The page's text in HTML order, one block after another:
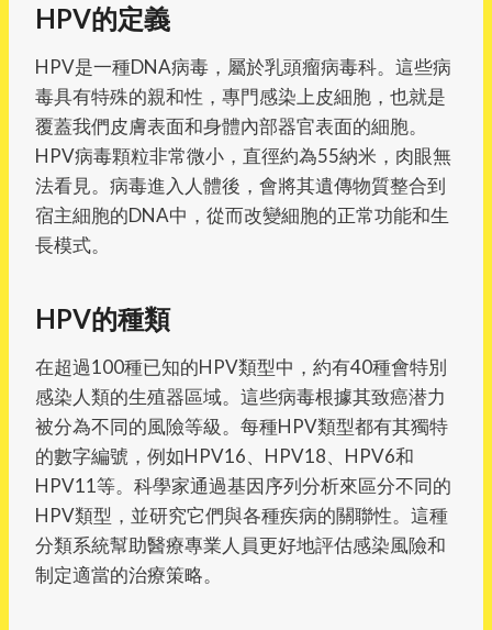
HPV的定義
HPV是一種DNA病毒，屬於乳頭瘤病毒科。這些病
毒具有特殊的親和性，專門感染上皮細胞，也就是
覆蓋我們皮膚表面和身體內部器官表面的細胞。
HPV病毒顆粒非常微小，直徑約為55納米，肉眼無
法看見。病毒進入人體後，會將其遺傳物質整合到
宿主細胞的DNA中，從而改變細胞的正常功能和生
長模式。
HPV的種類
在超過100種已知的HPV類型中，約有40種會特別
感染人類的生殖器區域。這些病毒根據其致癌潜力
被分為不同的風險等級。每種HPV類型都有其獨特
的數字編號，例如HPV16、HPV18、HPV6和
HPV11等。科學家通過基因序列分析來區分不同的
HPV類型，並研究它們與各種疾病的關聯性。這種
分類系統幫助醫療專業人員更好地評估感染風險和
制定適當的治療策略。